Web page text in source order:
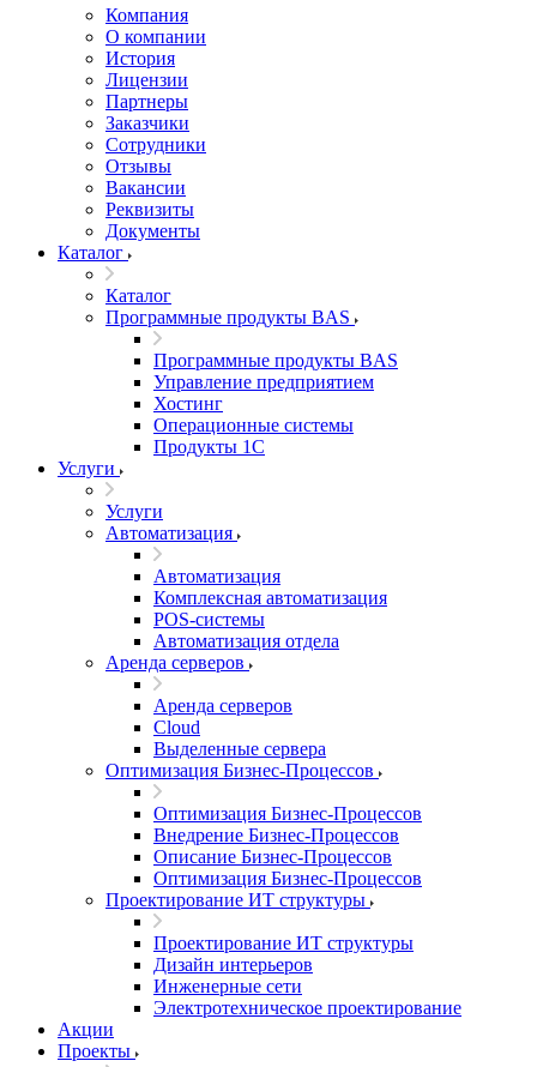
Компания
О компании
История
Лицензии
Партнеры
Заказчики
Сотрудники
Отзывы
Вакансии
Реквизиты
Документы
Каталог
Каталог
Программные продукты BAS
Программные продукты BAS
Управление предприятием
Хостинг
Операционные системы
Продукты 1С
Услуги
Услуги
Автоматизация
Автоматизация
Комплексная автоматизация
POS-системы
Автоматизация отдела
Аренда серверов
Аренда серверов
Cloud
Выделенные сервера
Оптимизация Бизнес-Процессов
Оптимизация Бизнес-Процессов
Внедрение Бизнес-Процессов
Описание Бизнес-Процессов
Оптимизация Бизнес-Процессов
Проектирование ИТ структуры
Проектирование ИТ структуры
Дизайн интерьеров
Инженерные сети
Электротехническое проектирование
Акции
Проекты